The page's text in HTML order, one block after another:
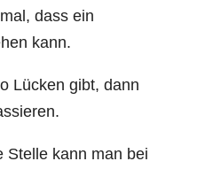
dass ein
kann.
Lücken gibt, dann
Stelle kann man bei